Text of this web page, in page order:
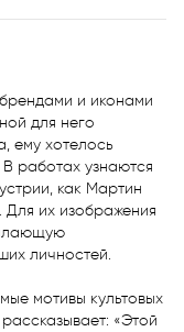
и иконами
для него
ему хотелось
работах узнаются
как Мартин
их изображения
личностей.
мотивы культовых
«Этой